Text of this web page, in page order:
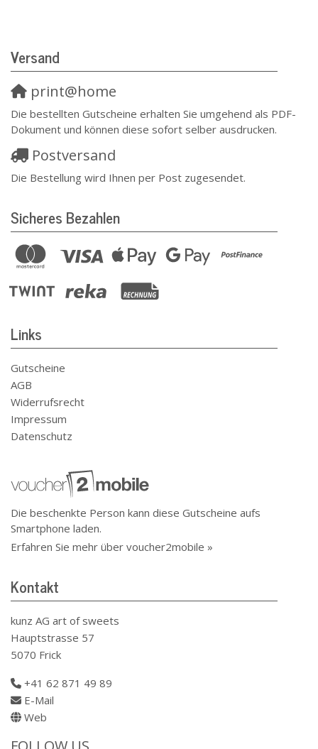
Versand
print@home
Die bestellten Gutscheine erhalten Sie umgehend als PDF-
Dokument und können diese sofort selber ausdrucken.
Postversand
Die Bestellung wird Ihnen per Post zugesendet.
Sicheres Bezahlen
Links
Gutscheine
AGB
Widerrufsrecht
Impressum
Datenschutz
Die beschenkte Person kann diese Gutscheine aufs
Smartphone laden.
Erfahren Sie mehr über voucher2mobile »
Kontakt
kunz AG art of sweets
Hauptstrasse 57
5070 Frick
+41 62 871 49 89
E-Mail
Web